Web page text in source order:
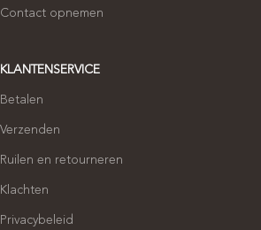
Contact opnemen
KLANTENSERVICE
Betalen
Verzenden
Ruilen en retourneren
Klachten
Privacybeleid